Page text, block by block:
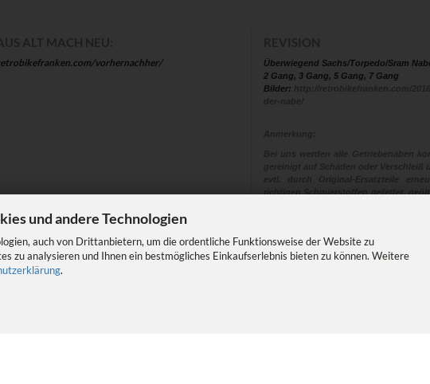
und andere Technologien
auch von Drittanbietern, um die ordentliche Funktionsweise der Website zu
zu analysieren und Ihnen ein bestmögliches Einkaufserlebnis bieten zu können. Weitere
.
vorhernachher/
Überwiegend Sachs/Torpedo/Sram
2 Gang, 3 Gang, 5 Gang, 7 Gang
Bilder:
Eine Nabe die eine Revision
Sicherheit und Fahrspass